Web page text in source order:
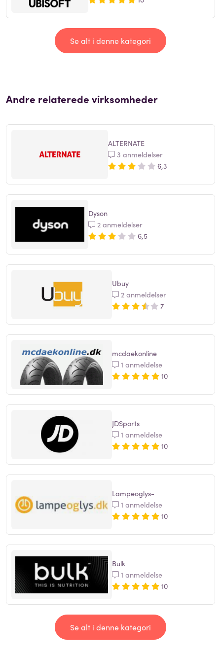
Se alt i denne kategori
Andre relaterede virksomheder
ALTERNATE
3 anmeldelser
6,3
Dyson
2 anmeldelser
6,5
Ubuy
2 anmeldelser
7
mcdaekonline
1 anmeldelse
10
JDSports
1 anmeldelse
10
Lampeoglys-
1 anmeldelse
10
Bulk
1 anmeldelse
10
Se alt i denne kategori